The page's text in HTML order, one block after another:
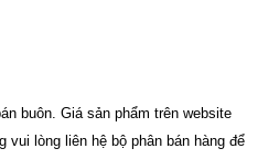
buôn. Giá sản phẩm trên website
vui lòng liên hệ bộ phân bán hàng để